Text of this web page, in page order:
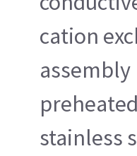
cation
assembly
stainless